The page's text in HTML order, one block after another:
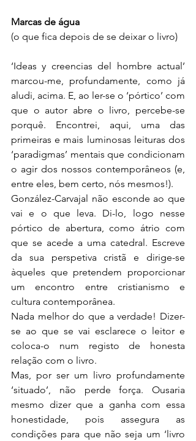
Marcas de água
(o que fica depois de se deixar o livro)
‘Ideas y creencias del hombre actual’
marcou-me, profundamente, como já
aludi, acima. E, ao ler-se o ‘pórtico’ com
que o autor abre o livro, percebe-se
porquê. Encontrei, aqui, uma das
primeiras e mais luminosas leituras dos
‘paradigmas’ mentais que condicionam
o agir dos nossos contemporâneos (e,
entre eles, bem certo, nós mesmos!).
González-Carvajal não esconde ao que
vai e o que leva. Di-lo, logo nesse
pórtico de abertura, como átrio com
que se acede a uma catedral. Escreve
da sua perspetiva cristã e dirige-se
àqueles que pretendem proporcionar
um encontro entre cristianismo e
cultura contemporânea.
Nada melhor do que a verdade! Dizer-
se ao que se vai esclarece o leitor e
coloca-o num registo de honesta
relação com o livro.
Mas, por ser um livro profundamente
‘situado’, não perde força. Ousaria
mesmo dizer que a ganha com essa
honestidade, pois assegura as
condições para que não seja um ‘livro